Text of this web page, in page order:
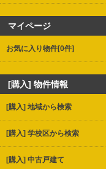
マイページ
お気に入り物件[0件]
[購入] 物件情報
[購入] 地域から検索
[購入] 学校区から検索
[購入] 中古戸建て